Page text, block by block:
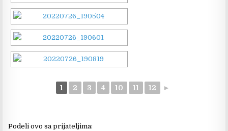
1 2 3 4 10 11 12 ►
Podeli ovo sa prijateljima: